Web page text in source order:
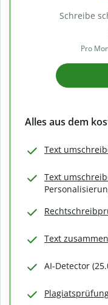
Schreibe
Pro
Alles aus dem
Text
Text
Text
AI-Detector